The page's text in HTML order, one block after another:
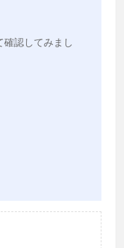
確認してみまし